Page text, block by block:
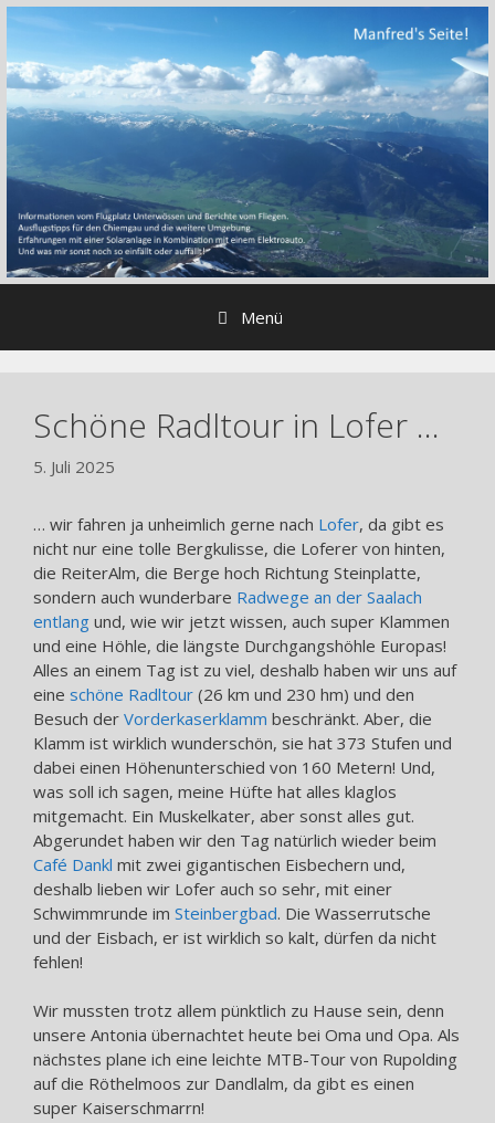
Zum
springen
Menü
Schöne Radltour in Lofer …
5. Juli 2025
… wir fahren ja unheimlich gerne nach Lofer, da gibt es
nicht nur eine tolle Bergkulisse, die Loferer von hinten,
die ReiterAlm, die Berge hoch Richtung Steinplatte,
sondern auch wunderbare Radwege an der Saalach
entlang und, wie wir jetzt wissen, auch super Klammen
und eine Höhle, die längste Durchgangshöhle Europas!
Alles an einem Tag ist zu viel, deshalb haben wir uns auf
eine schöne Radltour (26 km und 230 hm) und den
Besuch der Vorderkaserklamm beschränkt. Aber, die
Klamm ist wirklich wunderschön, sie hat 373 Stufen und
dabei einen Höhenunterschied von 160 Metern! Und,
was soll ich sagen, meine Hüfte hat alles klaglos
mitgemacht. Ein Muskelkater, aber sonst alles gut.
Abgerundet haben wir den Tag natürlich wieder beim
Café Dankl mit zwei gigantischen Eisbechern und,
deshalb lieben wir Lofer auch so sehr, mit einer
Schwimmrunde im Steinbergbad. Die Wasserrutsche
und der Eisbach, er ist wirklich so kalt, dürfen da nicht
fehlen!
Wir mussten trotz allem pünktlich zu Hause sein, denn
unsere Antonia übernachtet heute bei Oma und Opa. Als
nächstes plane ich eine leichte MTB-Tour von Rupolding
auf die Röthelmoos zur Dandlalm, da gibt es einen
super Kaiserschmarrn!